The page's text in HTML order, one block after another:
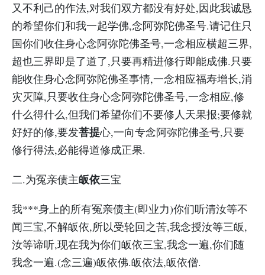
又不利己的作法,对我们双方都没有好处,因此我诚恳
的希望你们和我一起学佛,念阿弥陀佛圣号.请记住只
国你们收住身心念阿弥陀佛圣号,一念相应横超三界,
超也三界即是了道了,只要再精进修行即能成佛.只要
能收住身心念阿弥陀佛圣事情,一念相应福寿增长,消
灾灭障,只要收住身心念阿弥陀佛圣号,一念相应,修
什么得什么,但我们希望你们不要修人天果报;要修就
好好的修,要发菩提心,一向专念阿弥陀佛圣号,只要
修行得法,必能得道修成正果.
二.为冤亲债主皈依三宝
我***身上的所有冤亲债主(即业力)你们听清汝等不
闻三宝,不解皈依,所以受轮回之苦,我念授汝等三皈,
汝等谛听,现在我为你们皈依三宝,我念一遍,你们随
我念一遍.(念三遍)皈依佛.皈依法,皈依僧.